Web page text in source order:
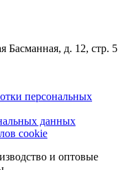
Басманная, д. 12, стр. 5
персональных
данных
cookie
и оптовые